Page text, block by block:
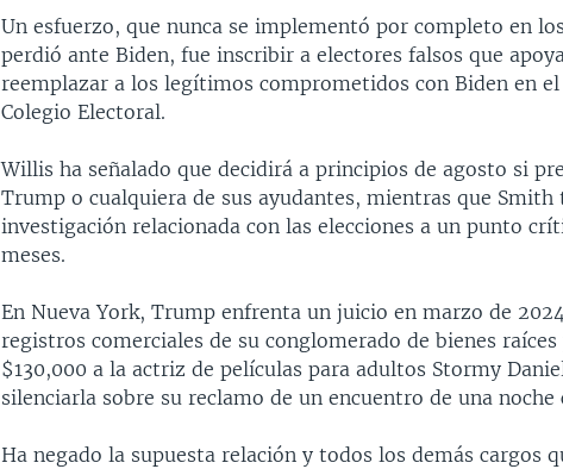
Un esfuerzo, que nunca se implementó por completo en
perdió ante Biden, fue inscribir a electores falsos que
reemplazar a los legítimos comprometidos con Biden en
Colegio Electoral.
Willis ha señalado que decidirá a principios de agosto si
Trump o cualquiera de sus ayudantes, mientras que
investigación relacionada con las elecciones a un punto
meses.
En Nueva York, Trump enfrenta un juicio en marzo de
registros comerciales de su conglomerado de bienes
$130,000 a la actriz de películas para adultos Stormy
silenciarla sobre su reclamo de un encuentro de una noche
Ha negado la supuesta relación y todos los demás cargos